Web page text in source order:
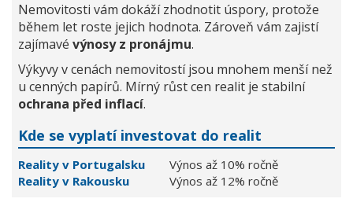
Nemovitosti vám dokáží zhodnotit úspory, protože
během let roste jejich hodnota. Zároveň vám zajistí
zajímavé výnosy z pronájmu.
Výkyvy v cenách nemovitostí jsou mnohem menší než
u cenných papírů. Mírný růst cen realit je stabilní
ochrana před inflací.
Kde se vyplatí investovat do realit
Reality v Portugalsku
Výnos až 10% ročně
Reality v Rakousku
Výnos až 12% ročně